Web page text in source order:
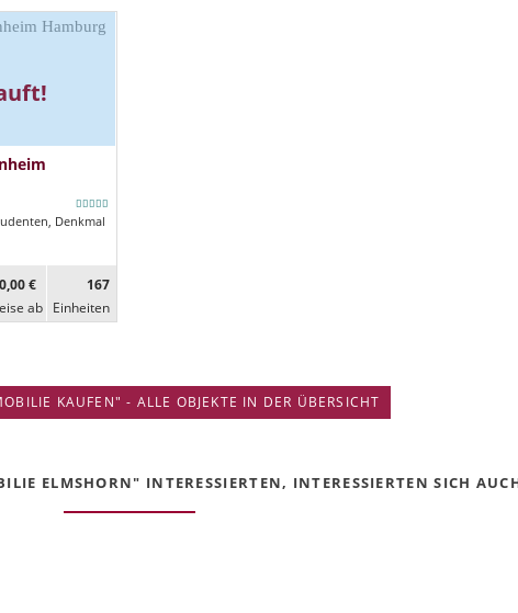
Denkmal
€
ab
167
Ein­heiten
KAUFEN" - ALLE OBJEKTE IN DER ÜBERSICHT
ELMSHORN" INTERESSIERTEN, INTERESSIERTEN SICH